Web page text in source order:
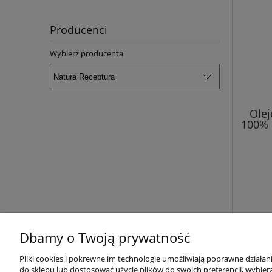
Producenci
Wybierz producenta
Pomoc Moje konto
Dbamy o Twoją prywatność
Pliki cookies i pokrewne im technologie umożliwiają poprawne
do sklepu lub dostosować użycie plików do swoich preferencji,